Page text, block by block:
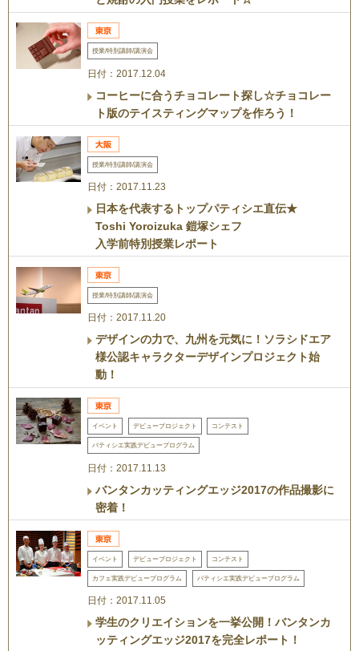
授業/特別講師/講演会
日付：2017.12.04
コーヒーに合うチョコレート探し☆チョコレー
ト版のテイスティングマップを作ろう！
授業/特別講師/講演会
日付：2017.11.23
日本を代表するトップパティシエ直伝★
Toshi Yoroizuka 鎧塚シェフ
入学前特別授業レポート
授業/特別講師/講演会
日付：2017.11.20
デザインの力で、九州を元気に！ソラシドエア
様公認キャラクターデザインプロジェクト始
動！
イベント デビュープロジェクト コンテスト
パティシエ実践デビュープログラム
日付：2017.11.13
バンタンカッティングエッジ2017の作品撮影に
密着！
イベント デビュープロジェクト コンテスト
カフェ実践デビュープログラム パティシエ実践デビュープログラム
日付：2017.11.05
学生のクリエイションを一挙公開！バンタンカ
ッティングエッジ2017を完全レポート！